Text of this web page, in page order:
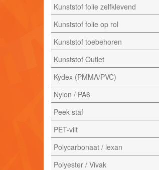
Kunststof folie zelfklevend
Kunststof folie op rol
Kunststof toebehoren
Kunststof Outlet
Kydex (PMMA/PVC)
Nylon / PA6
Peek staf
PET-vilt
Polycarbonaat / lexan
Polyester / Vivak